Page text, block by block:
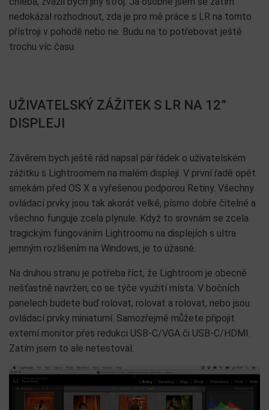
nedokázal rozhodnout, zda je pro mě práce s LR na tomto
přístroji v pohodě nebo ne. Budu na to potřebovat ještě
trochu víc času.
UŽIVATELSKÝ ZÁŽITEK S LR NA 12”
DISPLEJI
Závěrem bych ještě rád napsal pár řádek o uživatelském
zážitku s Lightroomem na malém displeji. V první řadě opět
smekám před OS X a vyřešenou podporou Retiny. Všechny
ovládací prvky jsou tak akorát velké, písmo dobře čitelné a
všechno funguje zcela plynule. Když to srovnám se zcela
tragickým fungováním Lightroomu na displejích s ultra
jemným rozlišením na Windows, je to úžasné.
Na druhou stranu je potřeba říct, že Lightroom je obecně
nešťastně navržen, co se týče využití místa. V bočních
panelech budete buď rolovat, rolovat a rolovat, nebo jsou
ovládací prvky miniaturní. Samozřejmě můžete připojit
externí monitor přes redukci USB-C/VGA či USB-C/HDMI.
Zatím jsem to ale netestoval.